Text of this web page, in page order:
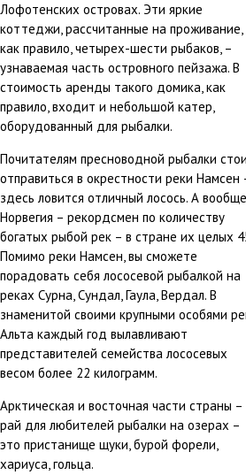
Лофотенских островах. Эти яркие
коттеджи, рассчитанные на проживание,
как правило, четырех-шести рыбаков, –
узнаваемая часть островного пейзажа. В
стоимость аренды такого домика, как
правило, входит и небольшой катер,
оборудованный для рыбалки.
Почитателям пресноводной рыбалки
отправиться в окрестности реки Намсен
здесь ловится отличный лосось. А вообще
Норвегия – рекордсмен по количеству
богатых рыбой рек – в стране их целых
Помимо реки Намсен, вы сможете
порадовать себя лососевой рыбалкой на
реках Сурна, Сундал, Гаула, Вердал. В
знаменитой своими крупными особями
Альта каждый год вылавливают
представителей семейства лососевых
весом более 22 килограмм.
Арктическая и восточная части страны –
рай для любителей рыбалки на озерах –
это пристанище щуки, бурой форели,
хариуса, гольца.